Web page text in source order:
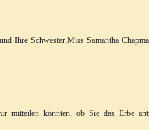
Ihre Schwester,Miss Samantha
mitteilen könnten, ob Sie das Erbe